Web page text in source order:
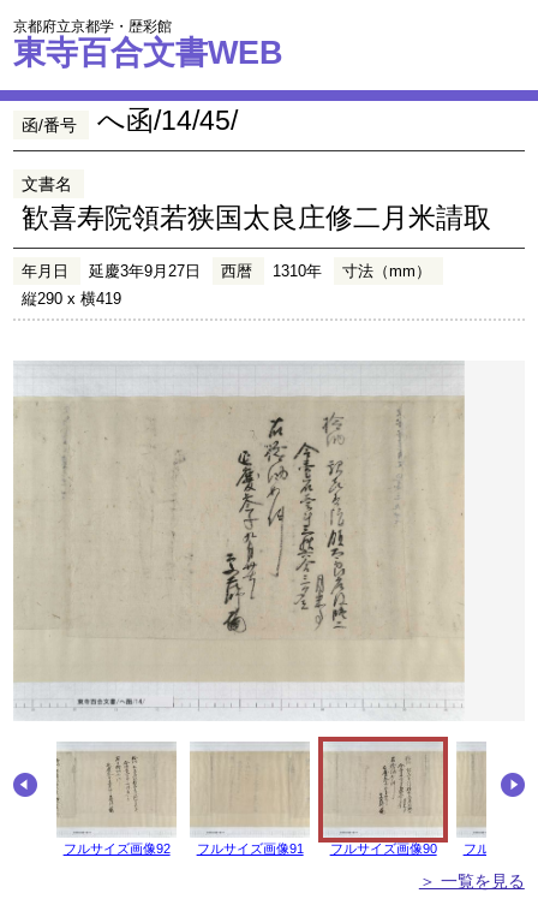
京都府立京都学・歴彩館
東寺百合文書WEB
函/番号 へ函/14/45/
文書名
歓喜寿院領若狭国太良庄修二月米請取
年月日 延慶3年9月27日 西暦 1310年
寸法（mm）
縦290 x 横419
フルサイズ画像92 フルサイズ画像91 フルサイズ画像90 フルサイズ
＞ 一覧を見る